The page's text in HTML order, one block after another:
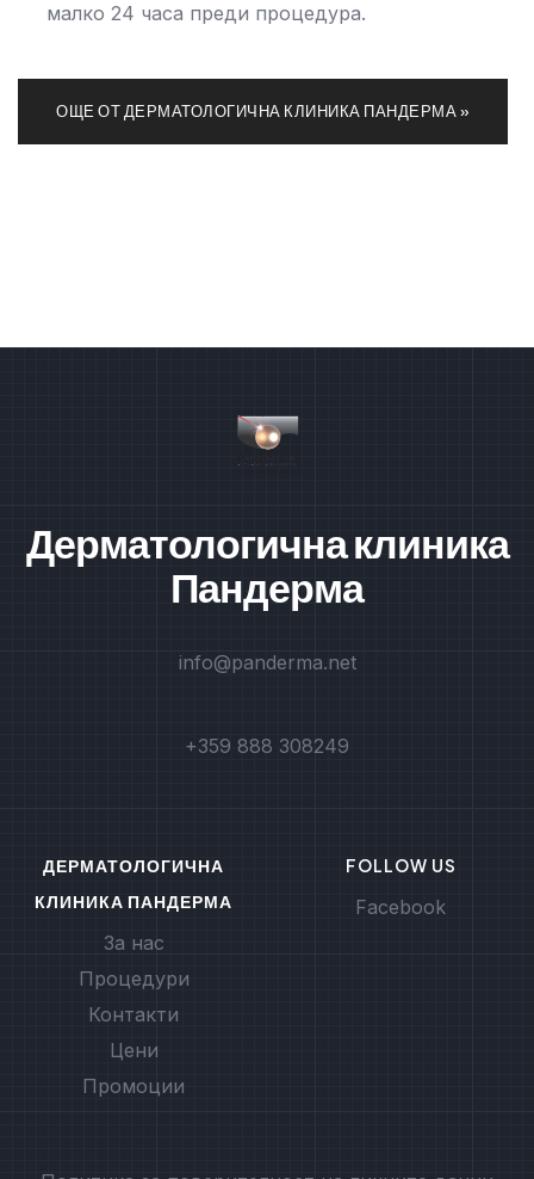
малко 24 часа преди процедура.
ОЩЕ ОТ ДЕРМАТОЛОГИЧНА КЛИНИКА ПАНДЕРМА »
Дерматологична клиника
Пандерма
info@panderma.net
+359 888 308249
ДЕРМАТОЛОГИЧНА
КЛИНИКА ПАНДЕРМА
За нас
Процедури
Контакти
Цени
Промоции
FOLLOW US
Facebook